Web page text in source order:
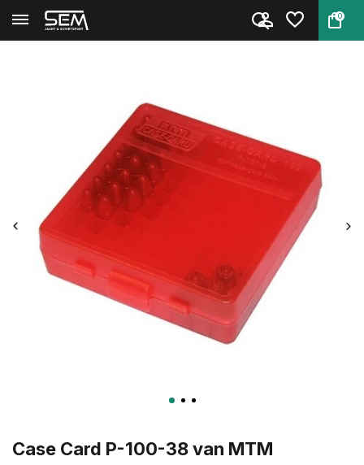
0
Terug Home Case Card P-100-38 van MTM
Case Card P-100-38 van MTM